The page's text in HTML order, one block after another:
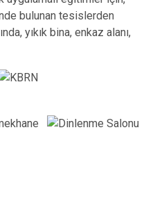
bulunan tesislerden
yıkık bina, enkaz alanı,